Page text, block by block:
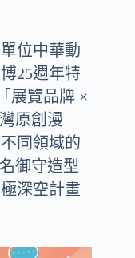
位中華動
25週年特
展覽品牌 ×
原創漫
同領域的
御守造型
深空計畫